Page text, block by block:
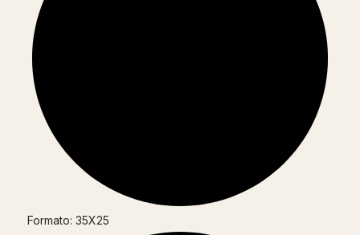
Formato: 35X25